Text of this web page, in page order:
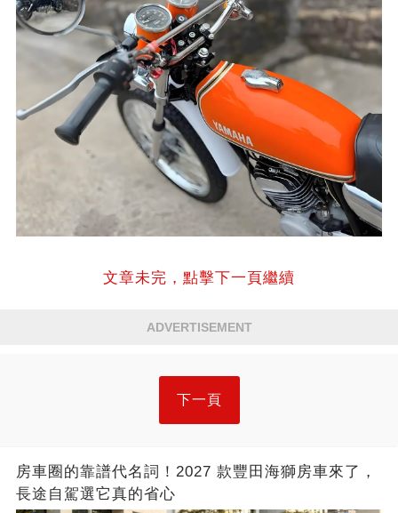
文章未完，點擊下一頁繼續
ADVERTISEMENT
下一頁
房車圈的靠譜代名詞！2027 款豐田海獅房車來了，
長途自駕選它真的省心